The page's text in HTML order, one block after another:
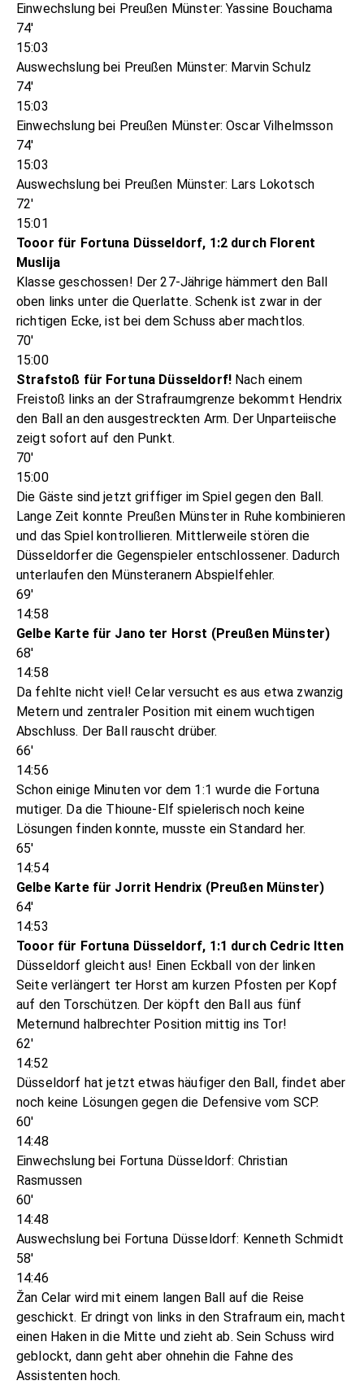
Einwechslung bei Preußen Münster: Yassine Bouchama
74'
15:03
Auswechslung bei Preußen Münster: Marvin Schulz
74'
15:03
Einwechslung bei Preußen Münster: Oscar Vilhelmsson
74'
15:03
Auswechslung bei Preußen Münster: Lars Lokotsch
72'
15:01
Tooor für Fortuna Düsseldorf, 1:2 durch Florent
Muslija
Klasse geschossen! Der 27-Jährige hämmert den Ball
oben links unter die Querlatte. Schenk ist zwar in der
richtigen Ecke, ist bei dem Schuss aber machtlos.
70'
15:00
Strafstoß für Fortuna Düsseldorf! Nach einem
Freistoß links an der Strafraumgrenze bekommt Hendrix
den Ball an den ausgestreckten Arm. Der Unparteiische
zeigt sofort auf den Punkt.
70'
15:00
Die Gäste sind jetzt griffiger im Spiel gegen den Ball.
Lange Zeit konnte Preußen Münster in Ruhe kombinieren
und das Spiel kontrollieren. Mittlerweile stören die
Düsseldorfer die Gegenspieler entschlossener. Dadurch
unterlaufen den Münsteranern Abspielfehler.
69'
14:58
Gelbe Karte für Jano ter Horst (Preußen Münster)
68'
14:58
Da fehlte nicht viel! Celar versucht es aus etwa zwanzig
Metern und zentraler Position mit einem wuchtigen
Abschluss. Der Ball rauscht drüber.
66'
14:56
Schon einige Minuten vor dem 1:1 wurde die Fortuna
mutiger. Da die Thioune-Elf spielerisch noch keine
Lösungen finden konnte, musste ein Standard her.
65'
14:54
Gelbe Karte für Jorrit Hendrix (Preußen Münster)
64'
14:53
Tooor für Fortuna Düsseldorf, 1:1 durch Cedric Itten
Düsseldorf gleicht aus! Einen Eckball von der linken
Seite verlängert ter Horst am kurzen Pfosten per Kopf
auf den Torschützen. Der köpft den Ball aus fünf
Meternund halbrechter Position mittig ins Tor!
62'
14:52
Düsseldorf hat jetzt etwas häufiger den Ball, findet aber
noch keine Lösungen gegen die Defensive vom SCP.
60'
14:48
Einwechslung bei Fortuna Düsseldorf: Christian
Rasmussen
60'
14:48
Auswechslung bei Fortuna Düsseldorf: Kenneth Schmidt
58'
14:46
Žan Celar wird mit einem langen Ball auf die Reise
geschickt. Er dringt von links in den Strafraum ein, macht
einen Haken in die Mitte und zieht ab. Sein Schuss wird
geblockt, dann geht aber ohnehin die Fahne des
Assistenten hoch.